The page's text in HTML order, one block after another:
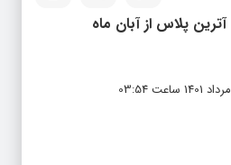
آترین پلاس از آبان ماه